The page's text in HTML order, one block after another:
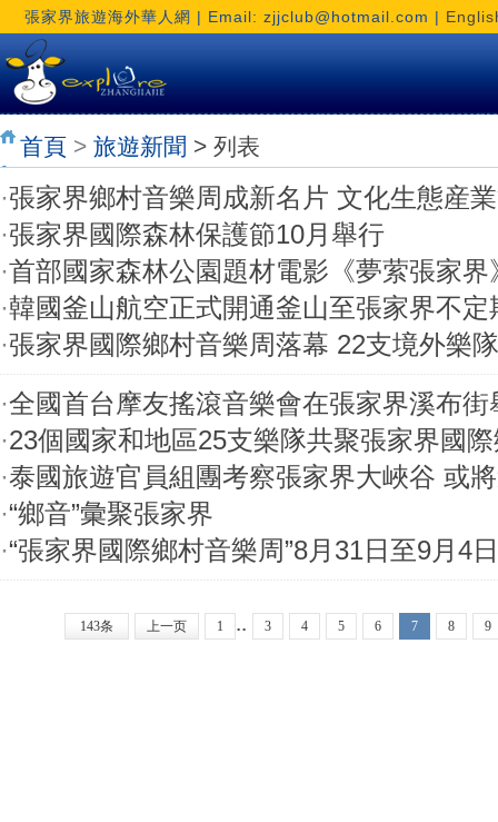
張家界旅遊海外華人網 | Email: zjjclub@hotmail.com |
首頁 > 旅遊新聞 > 列表
·張家界鄉村音樂周成新名片 文化生態産
·張家界國際森林保護節10月舉行
·首部國家森林公園題材電影《夢萦張家界
·韓國釜山航空正式開通釜山至張家界不定
·張家界國際鄉村音樂周落幕 22支境外樂
·全國首台摩友搖滾音樂會在張家界溪布街
·23個國家和地區25支樂隊共聚張家界國
·泰國旅遊官員組團考察張家界大峽谷 或
·“鄉音”彙聚張家界
·“張家界國際鄉村音樂周”8月31日至9月4
143条 上一页 1 .. 3 4 5 6 7 8 9